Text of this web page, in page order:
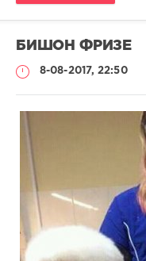
БИШОН ФРИЗЕ
8-08-2017, 22:50
Портфолио
4